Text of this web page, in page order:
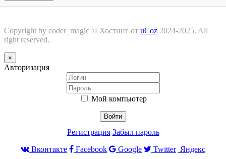
Copyright by coder_magic © Хостинг от uCoz 2024-2025. All
right reserved.
×
Авторизация
Мой компьютер
Войти
Регистрация Забыл пароль
Вконтакте
Facebook Google Twitter Яндекс